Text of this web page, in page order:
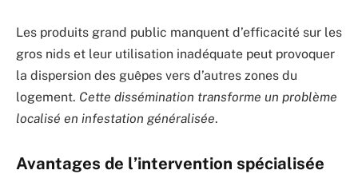
Les produits grand public manquent d’efficacité sur les
gros nids et leur utilisation inadéquate peut provoquer
la dispersion des guêpes vers d’autres zones du
logement. Cette dissémination transforme un problème
localisé en infestation généralisée.
Avantages de l’intervention spécialisée